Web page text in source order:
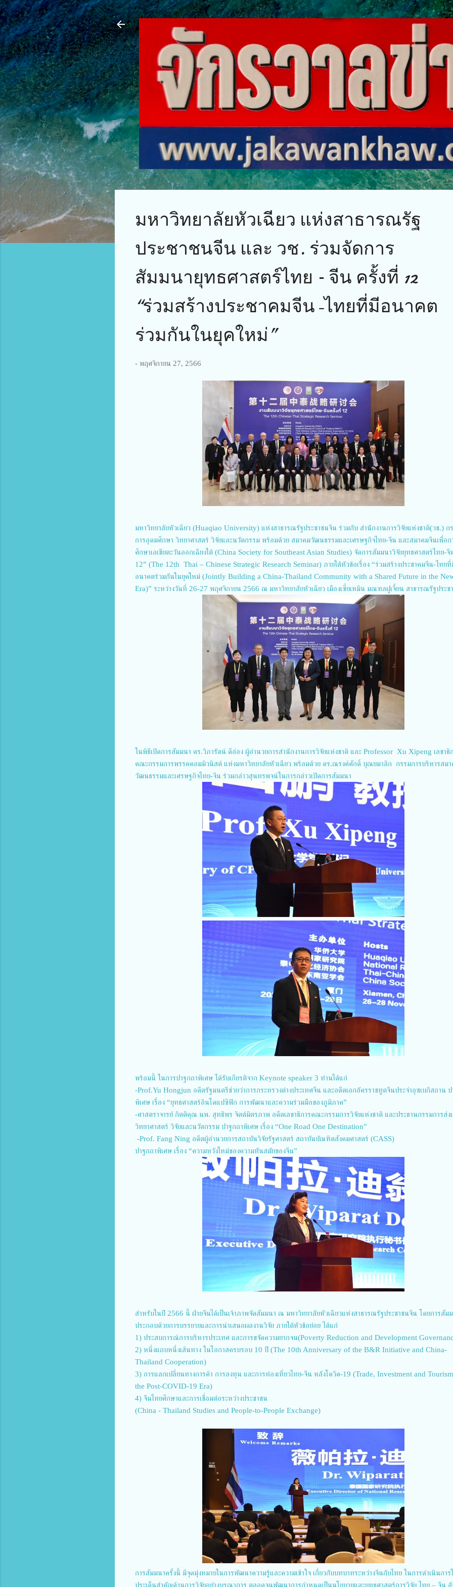
ข้ามไปที่เนื้อหาหลัก
มหาวิทยาลัยหัวเฉียว แห่งสาธารณรัฐ
ประชาชนจีน และ วช. ร่วมจัดการ
สัมมนายุทธศาสตร์ไทย – จีน ครั้งที่ 12
“ร่วมสร้างประชาคมจีน-ไทยที่มีอนาคต
ร่วมกันในยุคใหม่”
- พฤศจิกายน 27, 2566
มหาวิทยาลัยหัวเฉียว (Huaqiao University) แห่งสาธารณรัฐประชาชนจีน ร่วมกับ สำนักงานการวิจัยแห่งชาติ(วช.) ก
การอุดมศึกษา วิทยาศาสตร์ วิจัยและนวัตกรรม พร้อมด้วย สมาคมวัฒนธรรมและเศรษฐกิจไทย-จีน และสมาคมจีนเพื่อก
ศึกษาเอเชียตะวันออกเฉียงใต้ (China Society for Southeast Asian Studies) จัดการสัมมนาวิจัยยุทธศาสตร์ไทย-จี
12” (The 12th Thai – Chinese Strategic Research Seminar) ภายใต้หัวข้อเรื่อง “ร่วมสร้างประชาคมจีน-ไทยที่
อนาคตร่วมกันในยุคใหม่ (Jointly Building a China-Thailand Community with a Shared Future in the
Era)” ระหว่างวันที่ 26-27 พฤศจิกายน 2566 ณ มหาวิทยาลัยหัวเฉียว เมืองเซี่ยเหมิน มณฑลฝูเจี้ยน สาธารณรัฐประช
ในพิธีเปิดการสัมมนา ดร.วิภารัตน์ ดีอ่อง ผู้อำนวยการสำนักงานการวิจัยแห่งชาติ และ Professor Xu Xipeng เลขาธิ
คณะกรรมการพรรคคอมมิวนิสต์ แห่งมหาวิทยาลัยหัวเฉียว พร้อมด้วย ดร.ณรงค์ศักดิ์ บุณยมาลิก กรรมการบริหารสม
วัฒนธรรมและเศรษฐกิจไทย-จีน ร่วมกล่าวสุนทรพจน์ในการกล่าวเปิดการสัมมนา
พร้อมนี้ ในการปาฐกถาพิเศษ ได้รับเกียรติจาก Keynote speaker 3 ท่านได้แก่
-Prof.Yu Hongjun อดีตรัฐมนตรีช่วยว่าการกระทรวงต่างประเทศจีน และอดีตเอกอัครราชทูตจีนประจำอุซเบกิสถาน ป
พิเศษ เรื่อง “ยุทธศาสตร์อินโดแปซิฟิก การพัฒนาและความร่วมมือของภูมิภาค”
-ศาสตราจารย์ กิตติคุณ นพ. สุทธิพร จิตต์มิตรภาพ อดีตเลขาธิการคณะกรรมการวิจัยแห่งชาติ และประธานกรรมการส่ง
วิทยาศาสตร์ วิจัยและนวัตกรรม ปาฐกถาพิเศษ เรื่อง “One Road One Destination”
-Prof. Fang Ning อดีตผู้อำนวยการสถาบันวิจัยรัฐศาสตร์ สถาบันบัณฑิตสังคมศาสตร์ (CASS)
ปาฐกถาพิเศษ เรื่อง “ความหวังใหม่ของความทันสมัยของจีน”
สำหรับในปี 2566 นี้ ฝ่ายจีนได้เป็นเจ้าภาพจัดสัมมนา ณ มหาวิทยาลัยหัวเฉียวแห่งสาธารณรัฐประชาชนจีน โดยการสัม
ประกอบด้วยการบรรยายและการนำเสนอผลงานวิจัย ภายใต้หัวข้อย่อย ได้แก่
1) ประสบการณ์การบริหารประเทศ และการขจัดความยากจน(Poverty Reduction and Development
2) หนึ่งแถบหนึ่งเส้นทาง ในโอกาสครบรอบ 10 ปี (The 10th Anniversary of the B&R Initiative and China-
Thailand Cooperation)
3) การแลกเปลี่ยนทางการค้า การลงทุน และการท่องเที่ยวไทย-จีน หลังโควิด-19 (Trade, Investment and
the Post-COVID-19 Era)
4) จีนไทยศึกษาและการเชื่อมต่อระหว่างประชาชน
(China - Thailand Studies and People-to-People Exchange)
การสัมมนาครั้งนี้ มีจุดมุ่งหมายในการพัฒนาความรู้และความเข้าใจ เกี่ยวกับบทบาทระหว่างจีนกับไทย ในการดำเนินการ
ประเด็นสำคัญด้านการวิจัยอย่างบูรณาการ ตลอดจนพัฒนาการกำหนดเป็นนโยบายและยุทธศาสตร์การวิจัย ไทย – จีน